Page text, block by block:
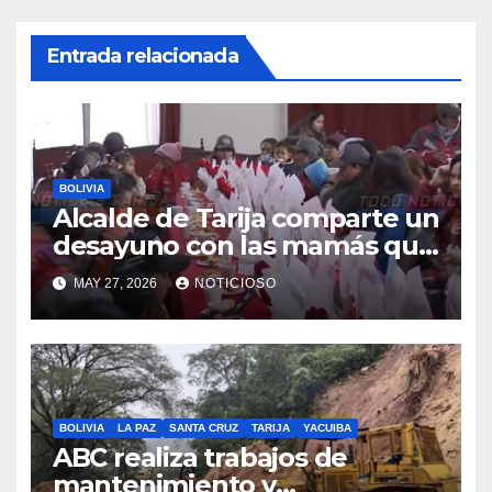
Entrada relacionada
BOLIVIA
Alcalde de Tarija comparte un
desayuno con las mamás que
trabajan en EMAT, resaltando
la sacrificada labor que
desempeñan en beneficio de
la población
MAY 27, 2026 NOTICIOSO
BOLIVIA LA PAZ SANTA CRUZ TARIJA YACUIBA
ABC realiza trabajos de
mantenimiento y